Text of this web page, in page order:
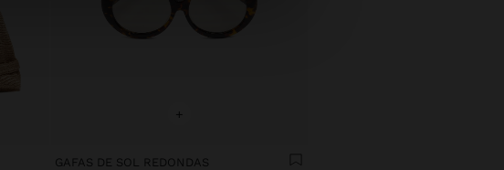
+
GAFAS DE SOL REDONDAS